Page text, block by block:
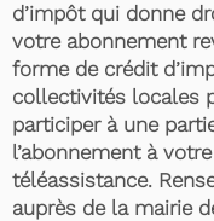
d’impôt qui donne
votre abonnement
forme de crédit
collectivités locales
participer à une
l’abonnement à
téléassistance.
auprès de la mairie